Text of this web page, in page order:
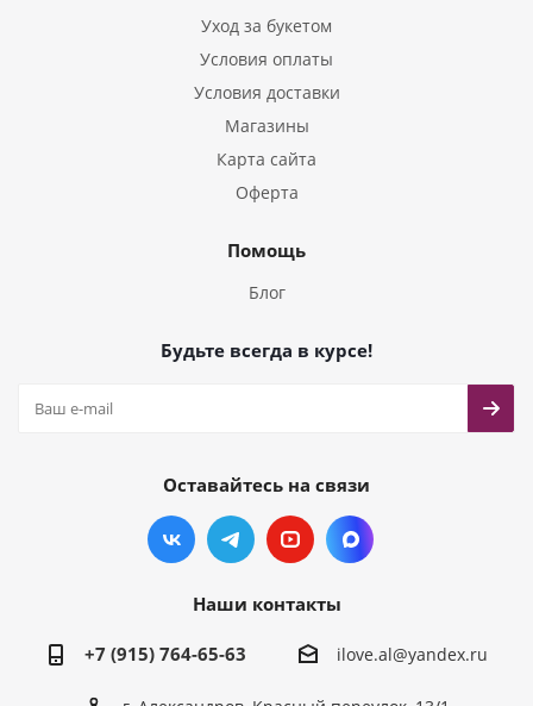
Уход за букетом
Условия оплаты
Условия доставки
Магазины
Карта сайта
Оферта
Помощь
Блог
Будьте всегда в курсе!
Оставайтесь на связи
Наши контакты
+7 (915) 764-65-63 ilove.al@yandex.ru